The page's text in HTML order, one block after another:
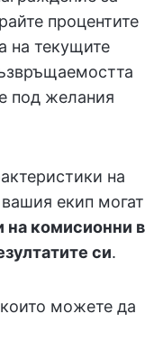
процентите
на текущите
под желания
на
екип могат
на комисионни в
си.
можете да